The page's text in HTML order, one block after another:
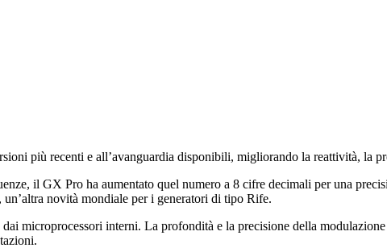
più recenti e all’avanguardia disponibili, migliorando la reattività, la
il GX Pro ha aumentato quel numero a 8 cifre decimali per una
novità mondiale per i generatori di tipo Rife.
microprocessori interni. La profondità e la precisione della